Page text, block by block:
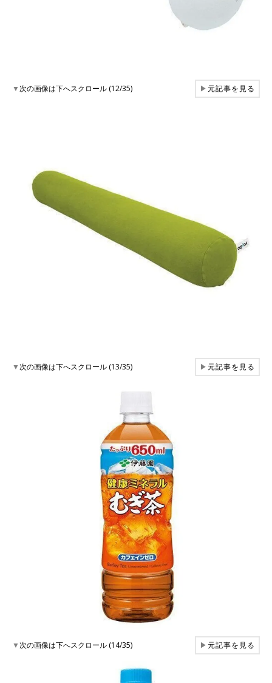
▼次の画像は下へスクロール (12/35) ▶元記事を見る
▼次の画像は下へスクロール (13/35) ▶元記事を見る
▼次の画像は下へスクロール (14/35) ▶元記事を見る